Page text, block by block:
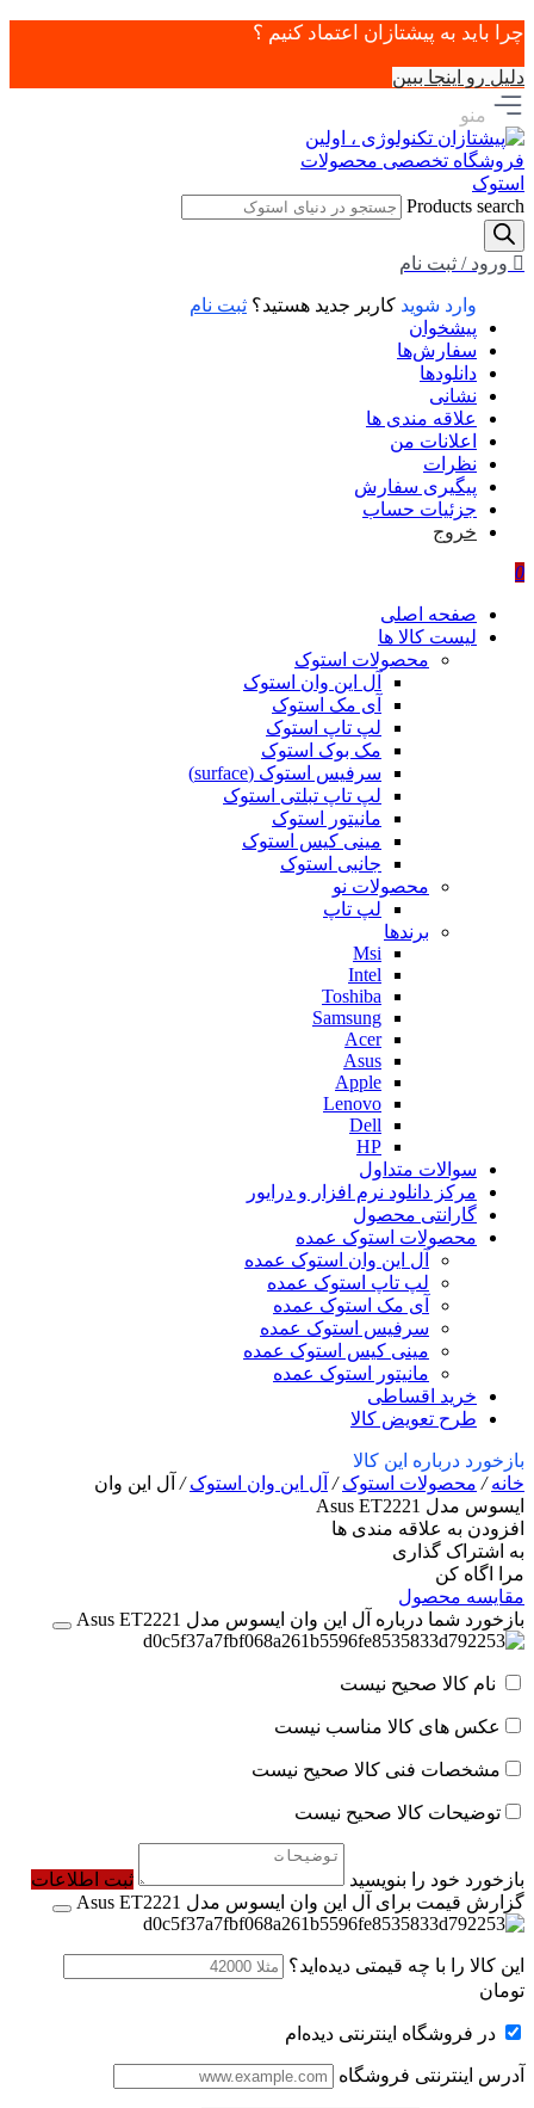
چرا باید به پیشتازان اعتماد کنیم ؟
دلیل رو اینجا ببین
منو
Products search
ورود / ثبت نام
وارد شوید کاربر جدید هستید؟ ثبت نام
پیشخوان
سفارش‌ها
دانلودها
نشانی
علاقه مندی ها
اعلانات من
نظرات
پیگیری سفارش
جزئیات حساب
خروج
0
صفحه اصلی
لیست کالا ها
محصولات استوک
آل این وان استوک
آی مک استوک
لپ تاپ استوک
مک بوک استوک
سرفیس استوک (surface)
لپ تاپ تبلتی استوک
مانیتور استوک
مینی کیس استوک
جانبی استوک
محصولات نو
لپ تاپ
برندها
Msi
Intel
Toshiba
Samsung
Acer
Asus
Apple
Lenovo
Dell
HP
سوالات متداول
مرکز دانلود نرم افزار و درایور
گارانتی محصول
محصولات استوک عمده
آل این وان استوک عمده
لپ تاپ استوک عمده
آی مک استوک عمده
سرفیس استوک عمده
مینی کیس استوک عمده
مانیتور استوک عمده
خرید اقساطی
طرح تعویض کالا
بازخورد درباره این کالا
خانه/ محصولات استوک/ آل این وان استوک/ آل این وان
ایسوس مدل Asus ET2221
افزودن به علاقه مندی ها
به اشتراک گذاری
مرا اگاه کن
مقایسه محصول
بازخورد شما درباره آل این وان ایسوس مدل Asus ET2221
نام کالا صحیح نیست
عکس های کالا مناسب نیست
مشخصات فنی کالا صحیح نیست
توضیحات کالا صحیح نیست
بازخورد خود را بنویسید
ثبت اطلاعات
گزارش قیمت برای آل این وان ایسوس مدل Asus ET2221
این کالا را با چه قیمتی دیده‌اید؟
تومان
در فروشگاه اینترنتی دیده‌ام
آدرس اینترنتی فروشگاه